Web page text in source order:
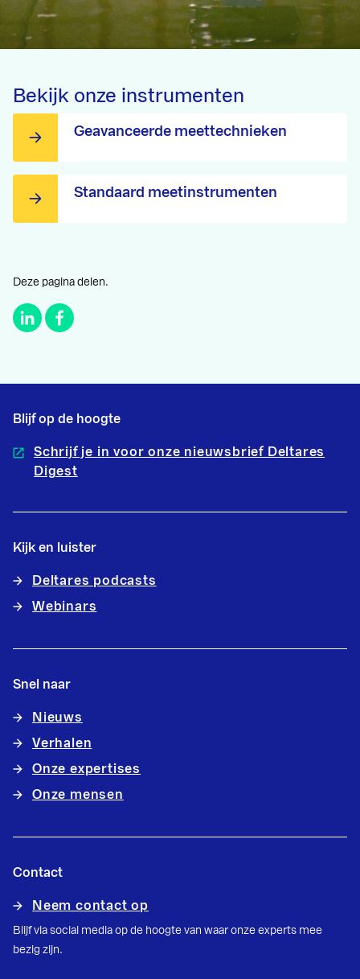
Bekijk onze instrumenten
Geavanceerde meettechnieken
Standaard meetinstrumenten
Deze pagina delen.
Blijf op de hoogte
Schrijf je in voor onze nieuwsbrief Deltares
Digest
Kijk en luister
Deltares podcasts
Webinars
Snel naar
Nieuws
Verhalen
Onze expertises
Onze mensen
Contact
Neem contact op
Blijf via social media op de hoogte van waar onze experts mee
bezig zijn.